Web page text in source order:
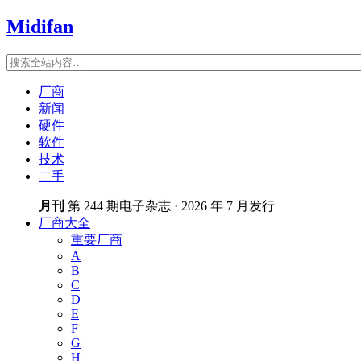
Midifan
厂商
新闻
硬件
软件
技术
二手
月刊 第 244 期电子杂志 · 2026 年 7 月发行
厂商大全
重要厂商
A
B
C
D
E
F
G
H